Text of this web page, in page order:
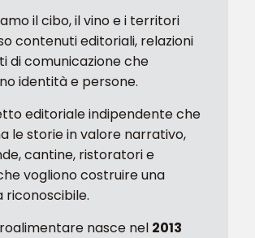
il cibo, il vino e i territori
contenuti editoriali, relazioni
di comunicazione che
identità e persone.
editoriale indipendente che
le storie in valore narrativo,
cantine, ristoratori e
vogliono costruire una
riconoscibile.
nasce nel 2013